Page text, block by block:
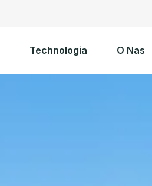
Technologia O Nas